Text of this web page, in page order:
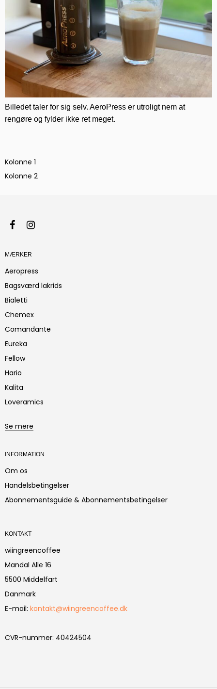
Billedet taler for sig selv. AeroPress er utroligt nem at
rengøre og fylder ikke ret meget.
Kolonne 1
Kolonne 2
MÆRKER
Aeropress
Bagsværd lakrids
Bialetti
Chemex
Comandante
Eureka
Fellow
Hario
Kalita
Loveramics
Se mere
INFORMATION
Om os
Handelsbetingelser
Abonnementsguide & Abonnementsbetingelser
KONTAKT
wiingreencoffee
Mandal Alle 16
5500 Middelfart
Danmark
E-mail: kontakt@wiingreencoffee.dk
CVR-nummer: 40424504